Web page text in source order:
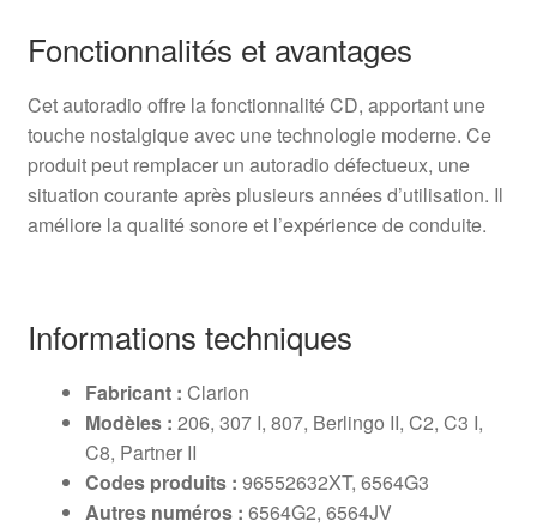
Fonctionnalités et avantages
Cet autoradio offre la fonctionnalité CD, apportant une
touche nostalgique avec une technologie moderne. Ce
produit peut remplacer un autoradio défectueux, une
situation courante après plusieurs années d’utilisation. Il
améliore la qualité sonore et l’expérience de conduite.
Informations techniques
Fabricant : Clarion
Modèles : 206, 307 I, 807, Berlingo II, C2, C3 I,
C8, Partner II
Codes produits : 96552632XT, 6564G3
Autres numéros : 6564G2, 6564JV